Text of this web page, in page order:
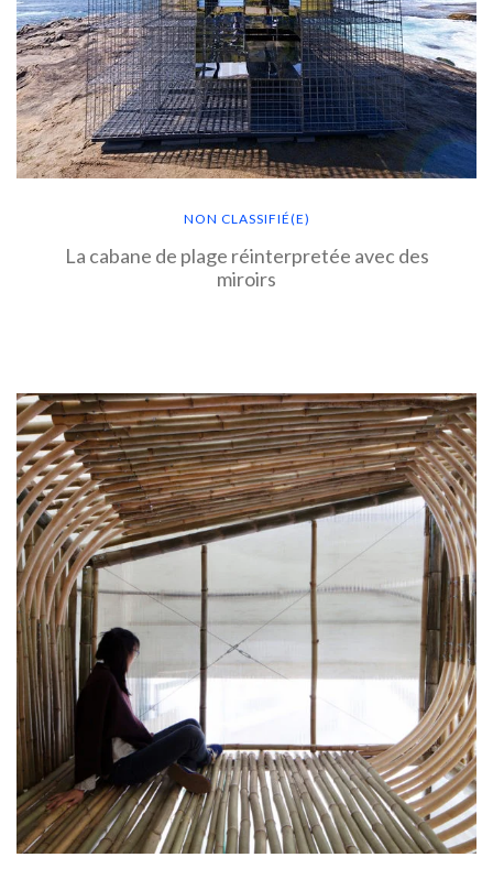
NON CLASSIFIÉ(E)
La cabane de plage réinterpretée avec des
miroirs